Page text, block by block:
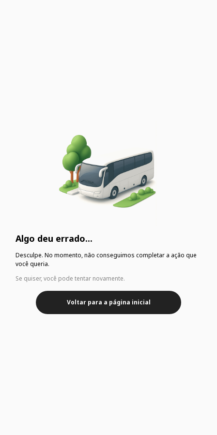
Algo deu errado...
Desculpe. No momento, não conseguimos completar a ação que
você queria.
Se quiser, você pode tentar novamente.
Voltar para a página inicial